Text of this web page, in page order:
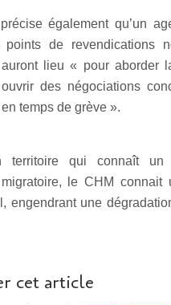
précise également qu’un
points de revendications
auront lieu « pour aborder
des négociations
temps de grève ».
territoire qui connaît
le CHM connait
engendrant une
cet article